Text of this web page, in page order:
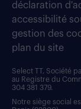
déclaration
accessibilité
gestion des
plan du site
Select TT, Société
au Registre du
304 381 379.
Notre siège social